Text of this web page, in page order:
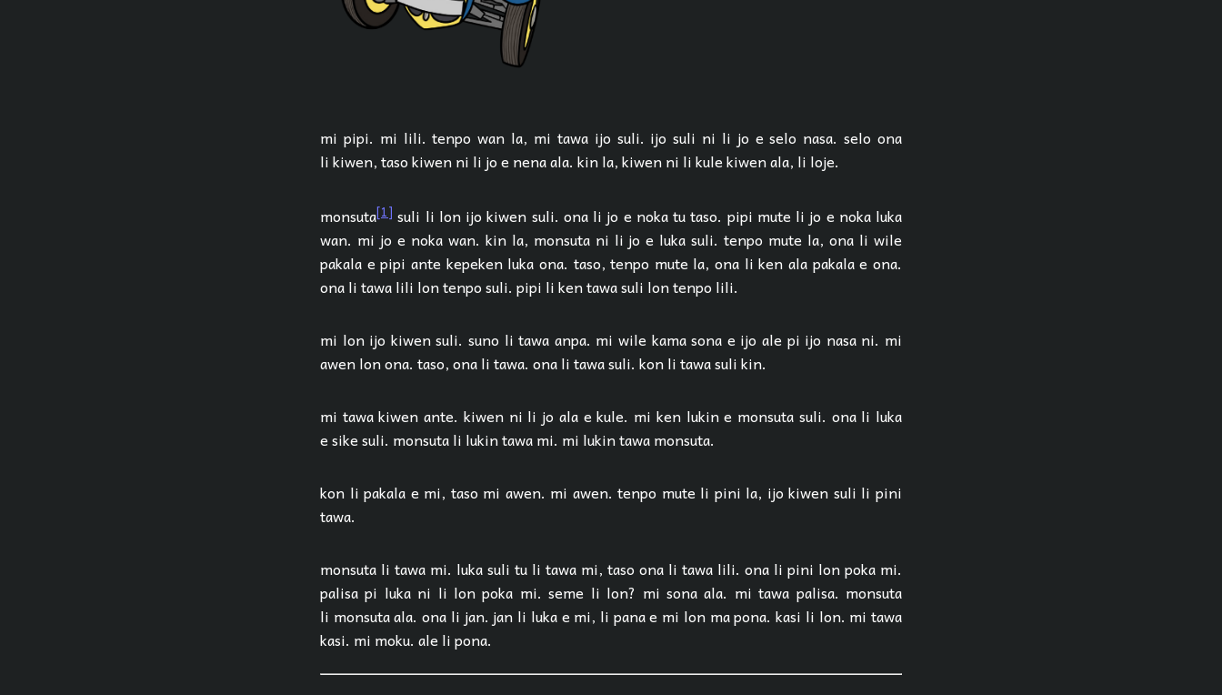
mi pipi. mi lili. tenpo wan la, mi tawa ijo suli. ijo suli ni li jo e selo nasa. selo ona
li kiwen, taso kiwen ni li jo e nena ala. kin la, kiwen ni li kule kiwen ala, li loje.
monsuta[1] suli li lon ijo kiwen suli. ona li jo e noka tu taso. pipi mute li jo e noka luka
wan. mi jo e noka wan. kin la, monsuta ni li jo e luka suli. tenpo mute la, ona li wile
pakala e pipi ante kepeken luka ona. taso, tenpo mute la, ona li ken ala pakala e ona.
ona li tawa lili lon tenpo suli. pipi li ken tawa suli lon tenpo lili.
mi lon ijo kiwen suli. suno li tawa anpa. mi wile kama sona e ijo ale pi ijo nasa ni. mi
awen lon ona. taso, ona li tawa. ona li tawa suli. kon li tawa suli kin.
mi tawa kiwen ante. kiwen ni li jo ala e kule. mi ken lukin e monsuta suli. ona li luka
e sike suli. monsuta li lukin tawa mi. mi lukin tawa monsuta.
kon li pakala e mi, taso mi awen. mi awen. tenpo mute li pini la, ijo kiwen suli li pini
tawa.
monsuta li tawa mi. luka suli tu li tawa mi, taso ona li tawa lili. ona li pini lon poka mi.
palisa pi luka ni li lon poka mi. seme li lon? mi sona ala. mi tawa palisa. monsuta
li monsuta ala. ona li jan. jan li luka e mi, li pana e mi lon ma pona. kasi li lon. mi tawa
kasi. mi moku. ale li pona.